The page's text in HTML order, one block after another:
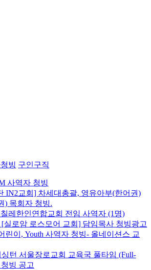
빙 구인구직
사역자 청빙
IN2교회] 차세대총괄, 영유아부(한어권)
) 목회자 청빙.
레한인연합교회 전임 사역자 (1명)
[실로암 로스모어 교회] 담임목사 청빙광고
린이, Youth 사역자 청빙- 올네이션스 교
싱턴 서울장로교회 교육국 풀타임 (Full-
빙 공고